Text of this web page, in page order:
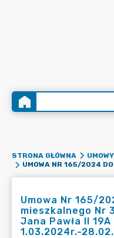
STRONA GŁÓWNA UMOWY
Umowa Nr 165/
mieszkalnego Nr
Jana Pawła II
1.03.2024r.-